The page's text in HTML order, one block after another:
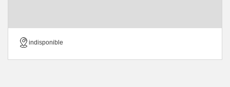
indisponible